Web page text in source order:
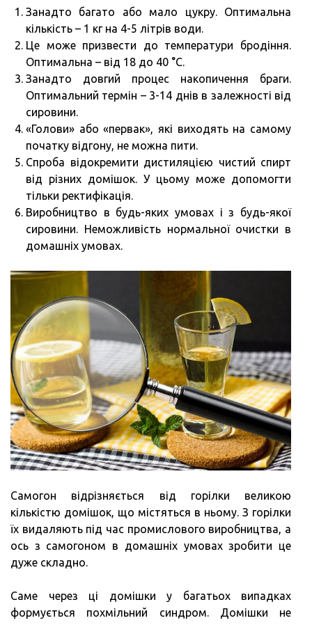
Занадто багато або мало цукру. Оптимальна
кількість – 1 кг на 4-5 літрів води.
Це може призвести до температури бродіння.
Оптимальна – від 18 до 40 °C.
Занадто довгий процес накопичення браги.
Оптимальний термін – 3-14 днів в залежності від
сировини.
«Голови» або «первак», які виходять на самому
початку відгону, не можна пити.
Спроба відокремити дистиляцією чистий спирт
від різних домішок. У цьому може допомогти
тільки ректифікація.
Виробництво в будь-яких умовах і з будь-якої
сировини. Неможливість нормальної очистки в
домашніх умовах.
Самогон відрізняється від горілки великою
кількістю домішок, що містяться в ньому. З горілки
їх видаляють під час промислового виробництва, а
ось з самогоном в домашніх умовах зробити це
дуже складно.
Саме через ці домішки у багатьох випадках
формується похмільний синдром. Домішки не